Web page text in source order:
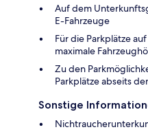
Auf dem
E-Fahrzeuge
Für die Parkplätze
maximale
Zu den
Parkplätze abseits
Sonstige